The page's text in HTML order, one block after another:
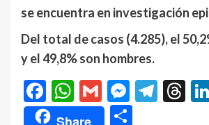
se encuentra en investigación
Del total de casos (4.285), el
y el 49,8% son hombres.
Facebook
WhatsApp
Gmail